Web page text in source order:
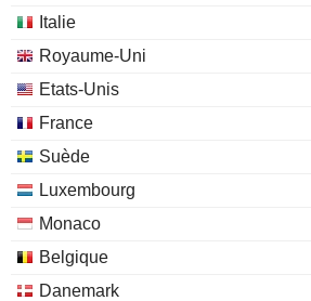
Italie
Royaume-Uni
Etats-Unis
France
Suède
Luxembourg
Monaco
Belgique
Danemark